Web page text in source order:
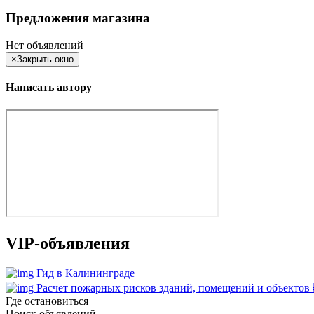
Предложения магазина
Нет объявлений
×Закрыть окно
Написать автору
VIP-объявления
Гид в Калининграде
Расчет пожарных рисков зданий, помещений и объектов
Где остановиться